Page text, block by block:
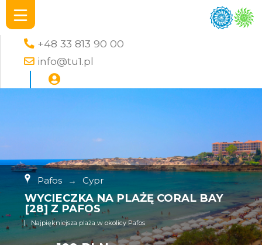
+48 33 813 90 00
info@tu1.pl
Pafos → Cypr
WYCIECZKA NA PLAŻĘ CORAL BAY
[28] Z PAFOS
Najpiękniejsza plaża w okolicy Pafos